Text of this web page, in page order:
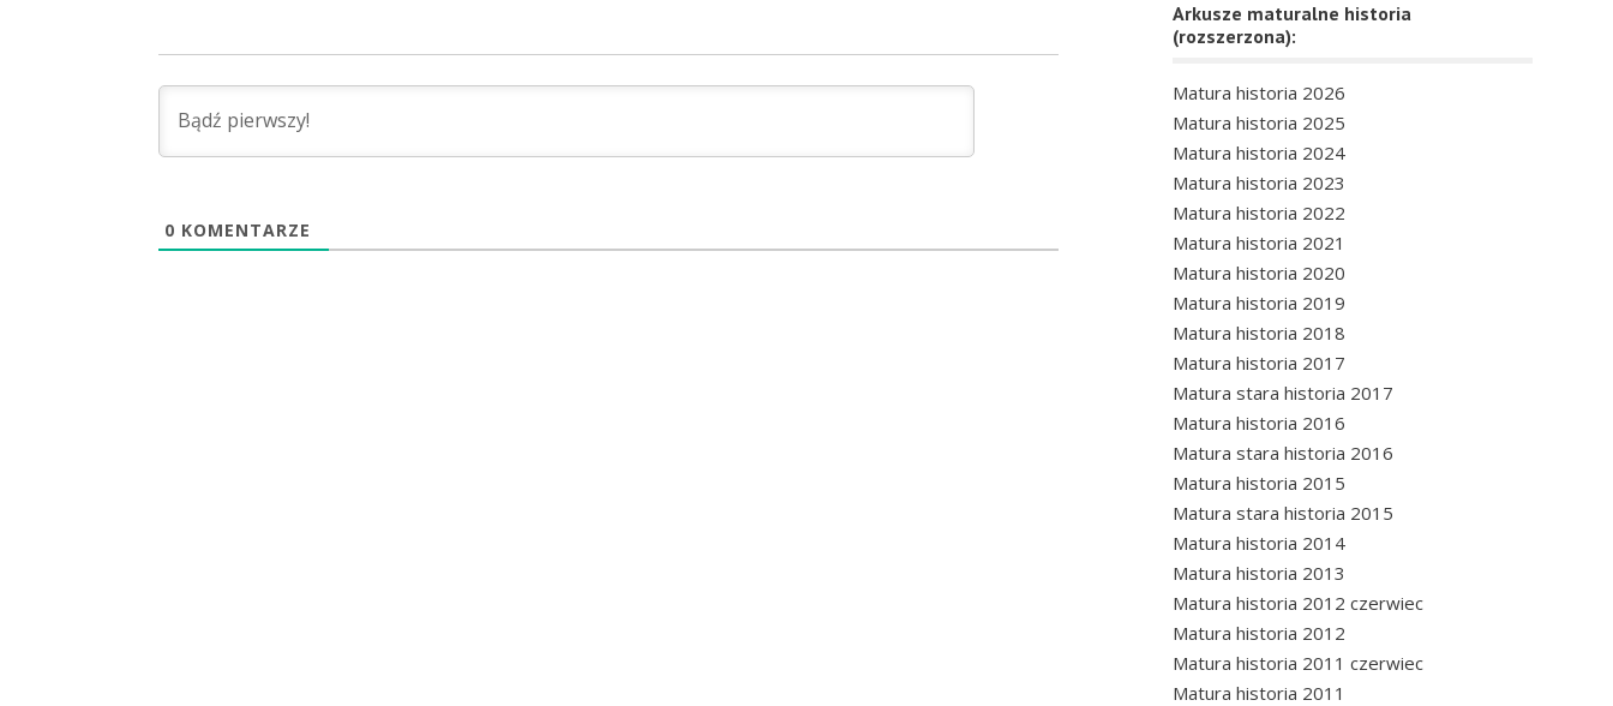
0 KOMENTARZE
Arkusze maturalne historia
(rozszerzona):
Matura historia 2026
Matura historia 2025
Matura historia 2024
Matura historia 2023
Matura historia 2022
Matura historia 2021
Matura historia 2020
Matura historia 2019
Matura historia 2018
Matura historia 2017
Matura stara historia 2017
Matura historia 2016
Matura stara historia 2016
Matura historia 2015
Matura stara historia 2015
Matura historia 2014
Matura historia 2013
Matura historia 2012 czerwiec
Matura historia 2012
Matura historia 2011 czerwiec
Matura historia 2011